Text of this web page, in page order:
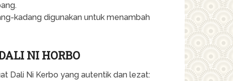
kadang digunakan untuk menambah
NI HORBO
Dali Ni Kerbo yang autentik dan lezat: